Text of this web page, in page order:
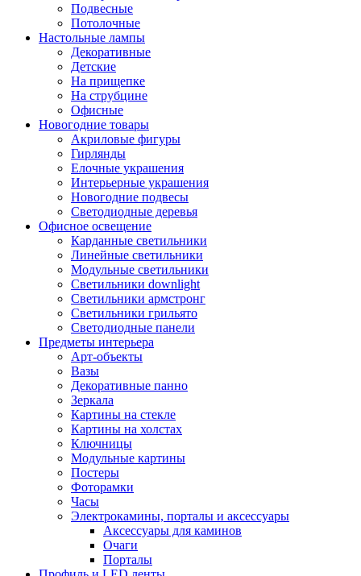
Подвесные
Потолочные
Настольные лампы
Декоративные
Детские
На прищепке
На струбцине
Офисные
Новогодние товары
Акриловые фигуры
Гирлянды
Елочные украшения
Интерьерные украшения
Новогодние подвесы
Светодиодные деревья
Офисное освещение
Карданные светильники
Линейные светильники
Модульные светильники
Светильники downlight
Светильники армстронг
Светильники грильято
Светодиодные панели
Предметы интерьера
Арт-объекты
Вазы
Декоративные панно
Зеркала
Картины на стекле
Картины на холстах
Ключницы
Модульные картины
Постеры
Фоторамки
Часы
Электрокамины, порталы и аксессуары
Аксессуары для каминов
Очаги
Порталы